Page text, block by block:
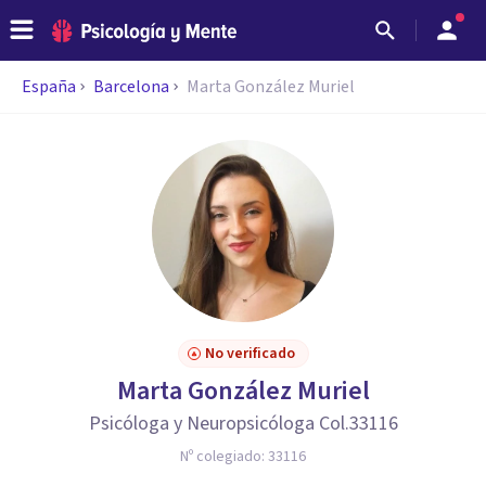
España Barcelona Marta González Muriel
No verificado
Marta González Muriel
Psicóloga y Neuropsicóloga Col.33116
Nº colegiado: 33116